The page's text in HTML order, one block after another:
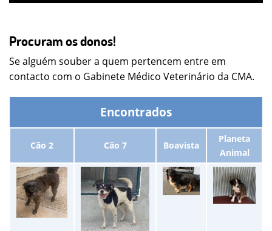
Procuram os donos!
Se alguém souber a quem pertencem entre em
contacto com o Gabinete Médico Veterinário da CMA.
Encontrados
Cão 2 Cão 7 Boavista
Planeta
Animal